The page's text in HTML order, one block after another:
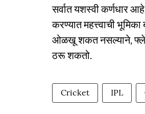
सर्वात यशस्वी कर्णधार
करण्यात महत्त्वाची
ओळखू शकत नसल्याने,
ठरू शकतो.
Cricket IPL